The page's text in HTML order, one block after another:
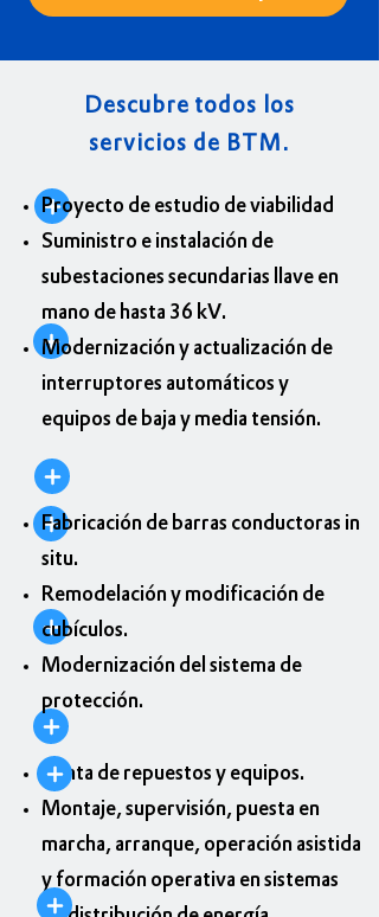
Descubre todos los
servicios de BTM.
Proyecto de estudio de viabilidad
Suministro e instalación de
subestaciones secundarias llave en
mano de hasta 36 kV.
Modernización y actualización de
interruptores automáticos y
equipos de baja y media tensión.
Fabricación de barras conductoras in
situ.
Remodelación y modificación de
cubículos.
Modernización del sistema de
protección.
Venta de repuestos y equipos.
Montaje, supervisión, puesta en
marcha, arranque, operación asistida
y formación operativa en sistemas